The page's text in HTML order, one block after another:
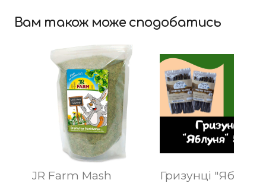
Вам також може сподобатись
JR Farm Mash
Гризунці "Яблуня"